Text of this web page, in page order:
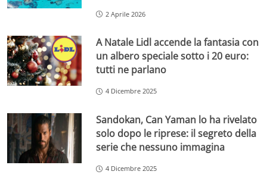
2 Aprile 2026
A Natale Lidl accende la fantasia con
un albero speciale sotto i 20 euro:
tutti ne parlano
4 Dicembre 2025
Sandokan, Can Yaman lo ha rivelato
solo dopo le riprese: il segreto della
serie che nessuno immagina
4 Dicembre 2025